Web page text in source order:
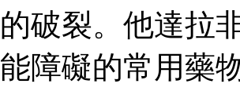
的破裂。他達拉
能障礙的常用藥